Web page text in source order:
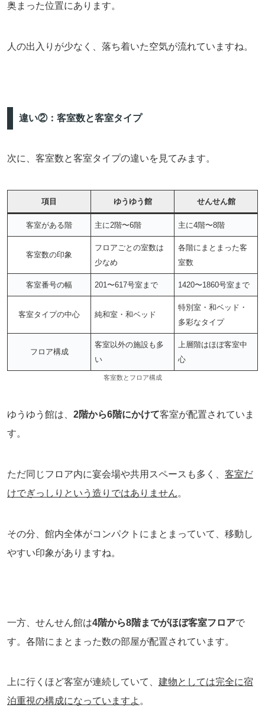
奥まった位置にあります。
人の出入りが少なく、落ち着いた空気が流れていますね。
違い②：客室数と客室タイプ
次に、客室数と客室タイプの違いを見てみます。
項目 ゆうゆう館 せんせん館
客室がある階 主に2階〜6階 主に4階〜8階
客室数の印象
フロアごとの室数は
少なめ
各階にまとまった客
室数
客室番号の幅 201〜617号室まで 1420〜1860号室まで
客室タイプの中心 純和室・和ベッド
特別室・和ベッド・
多彩なタイプ
フロア構成
客室以外の施設も多
い
上層階はほぼ客室中
心
客室数とフロア構成
ゆうゆう館は、 2階から6階にかけて客室が配置されていま
す。
ただ同じフロア内に宴会場や共用スペースも多く、 客室だ
けでぎっしりという造りではありません。
その分、館内全体がコンパクトにまとまっていて、移動し
やすい印象がありますね。
一方、せんせん館は4階から8階までがほぼ客室フロアで
す。各階にまとまった数の部屋が配置されています。
上に行くほど客室が連続していて、 建物としては完全に宿
泊重視の構成になっていますよ 。